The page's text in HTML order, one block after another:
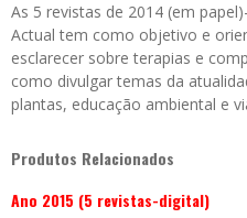
As 5 revistas de 2014 (em
Actual tem como objetivo e
esclarecer sobre terapias e
como divulgar temas da
plantas, educação ambiental e
Produtos Relacionados
Ano 2015 (5 revistas-digital)